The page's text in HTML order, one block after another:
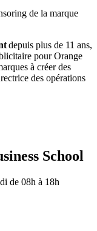
de la marque
depuis plus de 11 ans,
pour Orange
à créer des
des opérations
School
de 08h à 18h